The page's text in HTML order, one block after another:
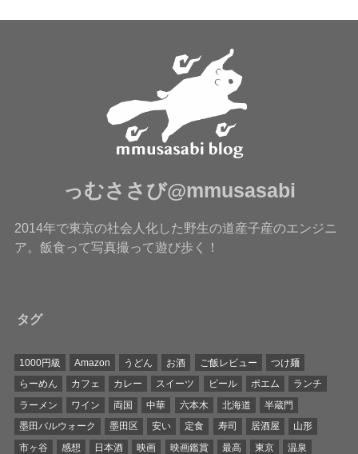
っむささび@mmusasabi
2014年で東京の社会人化した野生の道産子産のエンジニ
ア。飯食って写真撮って遊び歩く！
タグ
1000円級 Amazon うどん お酒 ご飯レビュー
つけ麺
らーめん
カフェ カレー スイーツ ビール ポエム
ランチ
ラーメン
ワイン 両国 中華 六本木 北海道
半蔵門
墨田バルウォーク
墨田区 安い 定食 寿司 居酒屋
山形
市ヶ谷
感想 日本酒 映画 映画鑑賞 最高 東京 温泉